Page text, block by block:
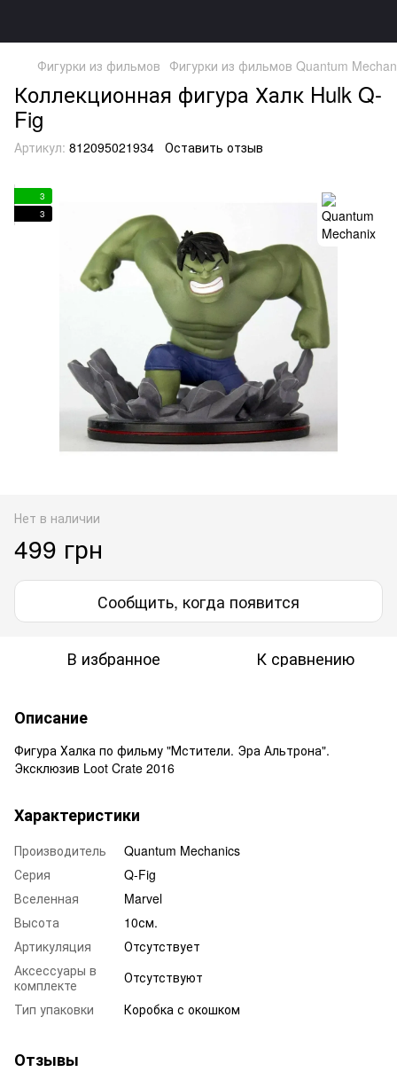
Фигурки из фильмов Фигурки из фильмов Quantum
Коллекционная фигура Халк Hulk Q-
Fig
Артикул: 812095021934 Оставить отзыв
3
3
Нет в наличии
499 грн
Сообщить, когда появится
В избранное К сравнению
Описание
Фигура Халка по фильму "Мстители. Эра Альтрона".
Эксклюзив Loot Crate 2016
Характеристики
Производитель
Quantum Mechanics
Серия
Q-Fig
Вселенная
Marvel
Высота
10см.
Артикуляция
Отсутствует
Аксессуары в
комплекте
Отсутствуют
Тип упаковки
Коробка с окошком
Отзывы